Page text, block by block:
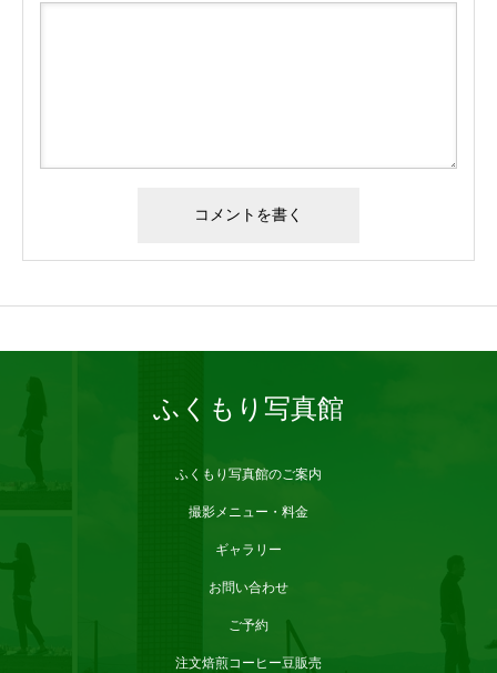
ふくもり写真館
ふくもり写真館のご案内
撮影メニュー・料金
ギャラリー
お問い合わせ
ご予約
注文焙煎コーヒー豆販売